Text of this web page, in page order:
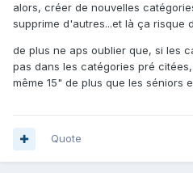
alors, créer de nouvelles
supprime d'autres...et là ça risque
de plus ne aps oublier que, si les
pas dans les catégories pré
même 15" de plus que les séniors
Quote